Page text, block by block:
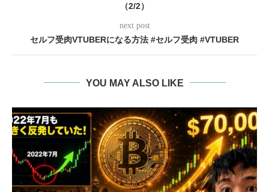
（2/2）
next post
セルフ受肉VTUBERになる方法 #セルフ受肉 #VTUBER
YOU MAY ALSO LIKE